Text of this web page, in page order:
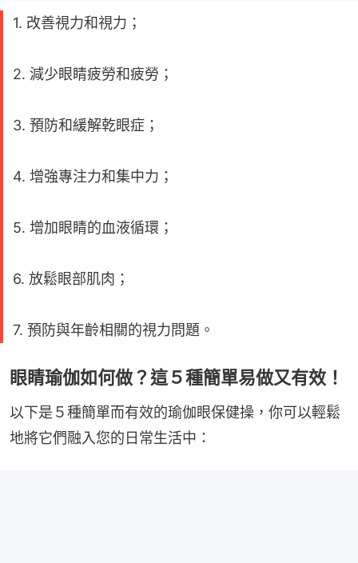
1. 改善視力和視力；
2. 減少眼睛疲勞和疲勞；
3. 預防和緩解乾眼症；
4. 增強專注力和集中力；
5. 增加眼睛的血液循環；
6. 放鬆眼部肌肉；
7. 預防與年齡相關的視力問題。
眼睛瑜伽如何做？這５種簡單易做又有效！
以下是５種簡單而有效的瑜伽眼保健操，你可以輕鬆
地將它們融入您的日常生活中：